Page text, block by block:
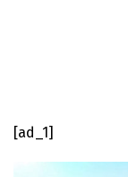
[ad_1]